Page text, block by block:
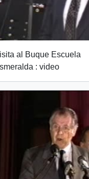
al Buque Escuela
: video